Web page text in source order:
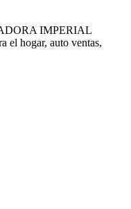
IMPERIAL
el hogar, auto ventas,